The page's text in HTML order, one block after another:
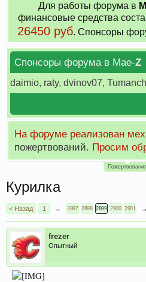
Для работы форума в
финансовые средства
26450 руб. Cпонсоры
Спонсоры форума в Мае-Z
daimio, raty, dvinov07,
На форуме реализован
пожертвований. Просим
Курилка
< Назад 1 ← 2897 2898 2899 2900 2901 →
frezer
Опытный